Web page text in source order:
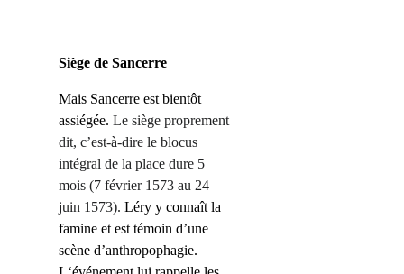
Siège de Sancerre
Mais Sancerre est bientôt
assiégée. Le siège proprement
dit, c’est-à-dire le blocus
intégral de la place dure 5
mois (7 février 1573 au 24
juin 1573). Léryy connaît la
famine et est témoin d’une
scène d’anthropophagie.